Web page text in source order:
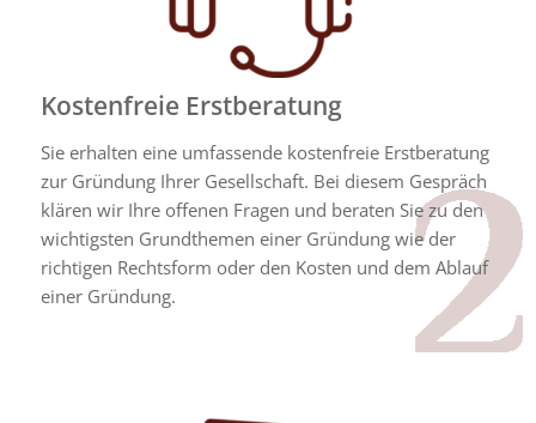
Kostenfreie Erstberatung
Sie erhalten eine umfassende kostenfreie Erstberatung
zur Gründung Ihrer Gesellschaft. Bei diesem Gespräch
klären wir Ihre offenen Fragen und beraten Sie zu den
wichtigsten Grundthemen einer Gründung wie der
richtigen Rechtsform oder den Kosten und dem Ablauf
einer Gründung.